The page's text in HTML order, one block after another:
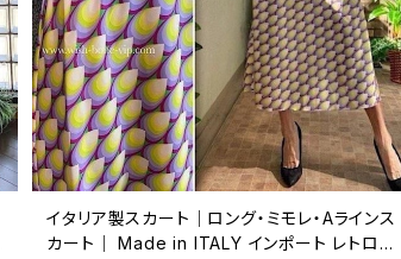
イタリア製スカート｜ロング・ミモレ・Aラインス
カート｜ Made in ITALY インポート レトロプ